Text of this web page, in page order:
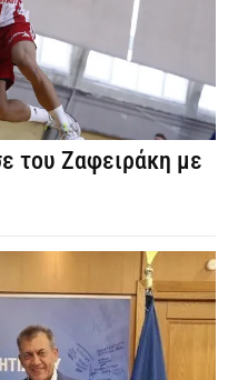
του Ζαφειράκη με